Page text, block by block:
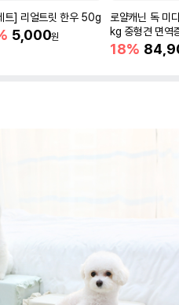
트] 리얼트릿 한우 50g
5,000원
로얄캐닌 독 미
kg 중형견 면역
18%